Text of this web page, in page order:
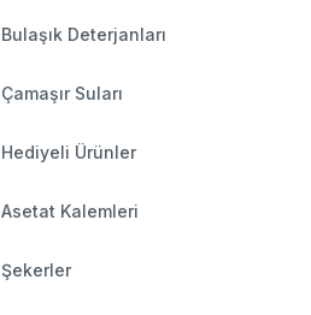
Bulaşık Deterjanları
Çamaşır Suları
Hediyeli Ürünler
Asetat Kalemleri
Şekerler